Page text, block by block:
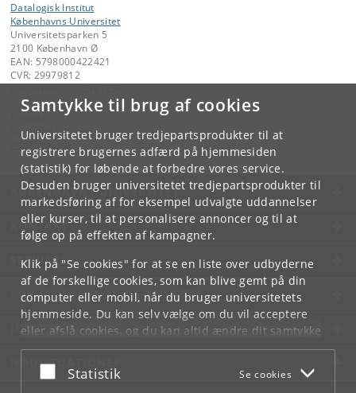
Samtykke til brug af cookies
Universitetet bruger tredjepartsprodukter til at
registrere brugernes adfærd på hjemmesiden
(statistik) for løbende at forbedre vores service.
Desuden bruger universitetet tredjepartsprodukter til
markedsføring af for eksempel udvalgte uddannelser
eller kurser, til at personalisere annoncer og til at
følge op på effekten af kampagner.
Klik på "Se cookies" for at se en liste over udbyderne
af de forskellige cookies, som kan blive gemt på din
computer eller mobil, når du bruger universitetets
hjemmeside. Du kan selv vælge om du vil acceptere
eller afslå cookies, og du kan altid ændre dit samtykke
underCookie- og privatlivspolitiksom du finder i
bunden af hver side.
Acceptér eller afslå
Statistik Se cookies
Datalogisk Institut
Københavns Universitet
Universitetsparken 5
2100 København Ø
EAN: 5798000422421
CVR: 29979812
Datalogisk Institut
KØBENHAVNS UNIVERSITET
KONTAKT
SERVICES
FOR STUDERENDE OG ANSATTE
JOB OG KARRIERE
NØDSITUATIONER